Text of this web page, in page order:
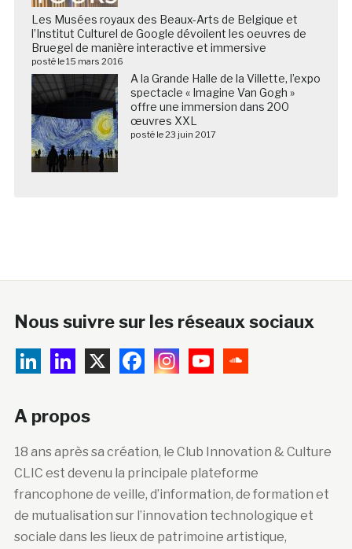
Les Musées royaux des Beaux-Arts de Belgique et
l’Institut Culturel de Google dévoilent les oeuvres de
Bruegel de manière interactive et immersive
posté le 15 mars 2016
A la Grande Halle de la Villette, l’expo
spectacle « Imagine Van Gogh »
offre une immersion dans 200
œuvres XXL
posté le 23 juin 2017
Nous suivre sur les réseaux sociaux
A propos
18 ans après sa création, le Club Innovation & Culture
CLIC est devenu la principale plateforme
francophone de veille, d’information, de formation et
de mutualisation sur l’innovation technologique et
sociale dans les lieux de patrimoine artistique,